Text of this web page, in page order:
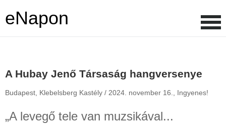
eNapon
A Hubay Jenő Társaság hangversenye
Budapest, Klebelsberg Kastély / 2024. november 16., Ingyenes!
„A levegő tele van muzsikával...